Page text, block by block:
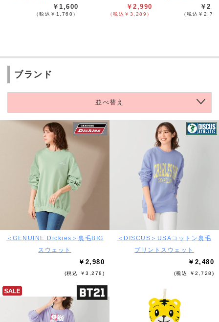
￥1,600
（税込￥1,760）
￥2,990
（税込￥3,289）
￥
（税込￥
ブランド
並べ替え
＜GENUINE Dickies＞裏毛BIG
スウェット
￥2,980
(税込 ￥3,278)
＜DISCUS＞USAコットン裏毛
プリントスウェット
￥2,480
(税込 ￥2,728)